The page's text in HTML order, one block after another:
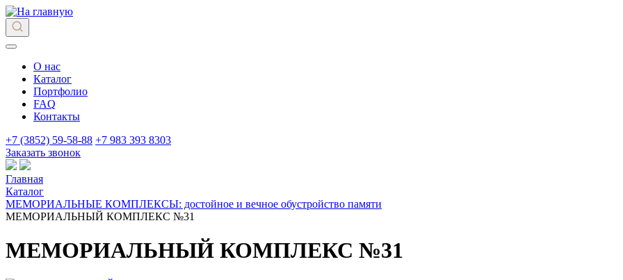
О нас
Каталог
Портфолио
FAQ
Контакты
+7 (3852) 59-58-88 +7 983 393 8303
Заказать звонок
Главная
Каталог
МЕМОРИАЛЬНЫЕ КОМПЛЕКСЫ: достойное и вечное обустройство памяти
МЕМОРИАЛЬНЫЙ КОМПЛЕКС №31
МЕМОРИАЛЬНЫЙ КОМПЛЕКС №31